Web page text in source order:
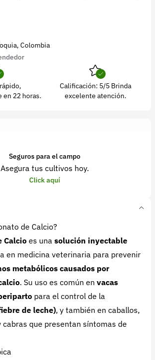
Colombia
en 22 horas.
Calificación: 5/5 Brinda
excelente atención.
Seguros para el campo
Asegura tus cultivos hoy.
Click aquí
de Calcio?
Calcio es una solución inyectable
en medicina veterinaria para prevenir
metabólicos causados por
. Su uso es común en vacas
para el control de la
de leche), y también en caballos,
cabras que presentan síntomas de